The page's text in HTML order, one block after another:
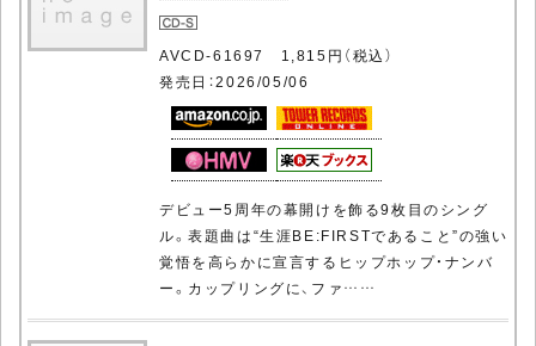
AVCD-61697 1,815円（税込）
発売日：2026/05/06
デビュー5周年の幕開けを飾る9枚目のシング
ル。表題曲は“生涯BE:FIRSTであること”の強い
覚悟を高らかに宣言するヒップホップ・ナンバ
ー。カップリングに、ファ……